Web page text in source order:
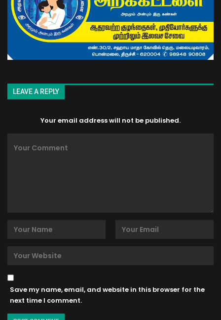
LEAVE A REPLY
Your email address will not be published.
Save my name, email, and website in this browser for the
next time I comment.